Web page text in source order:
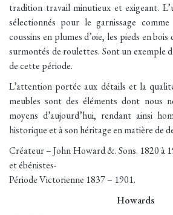
tradition travail minutieux et exigeant.
sélectionnés pour le garnissage
coussins en plumes d’oie, les pieds en
surmontés de roulettes. Sont un exemple
de cette période.
L’attention portée aux détails et la
meubles sont des éléments dont nous
moyens d’aujourd’hui, rendant ainsi
historique et à son héritage en matière de
Créateur – John Howard &. Sons. 1820 à
et ébénistes-
Période Victorienne 1837 – 1901.
Howards